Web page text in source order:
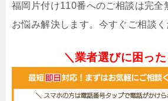
福岡片付け110番へのご相談は完全
お悩み解決します。今すぐご相談く
＼業者選びに困っ